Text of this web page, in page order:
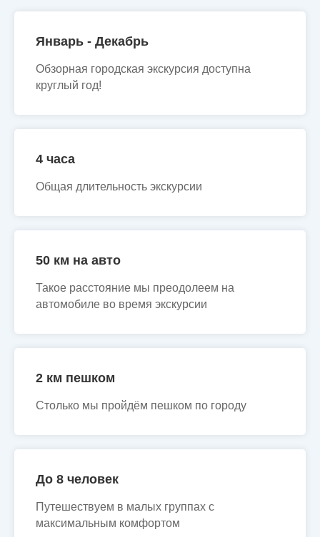
Январь - Декабрь
Обзорная городская экскурсия доступна
круглый год!
4 часа
Общая длительность экскурсии
50 км на авто
Такое расстояние мы преодолеем на
автомобиле во время экскурсии
2 км пешком
Столько мы пройдём пешком по городу
До 8 человек
Путешествуем в малых группах с
максимальным комфортом